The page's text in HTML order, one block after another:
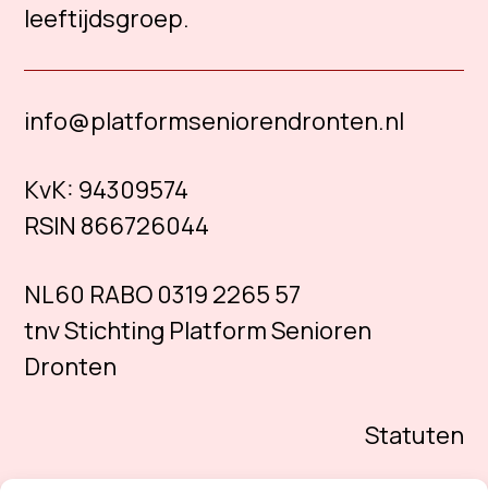
leeftijdsgroep.
info@platformseniorendronten.nl
KvK: 94309574
RSIN 866726044
NL60 RABO 0319 2265 57
tnv Stichting Platform Senioren
Dronten
Statuten